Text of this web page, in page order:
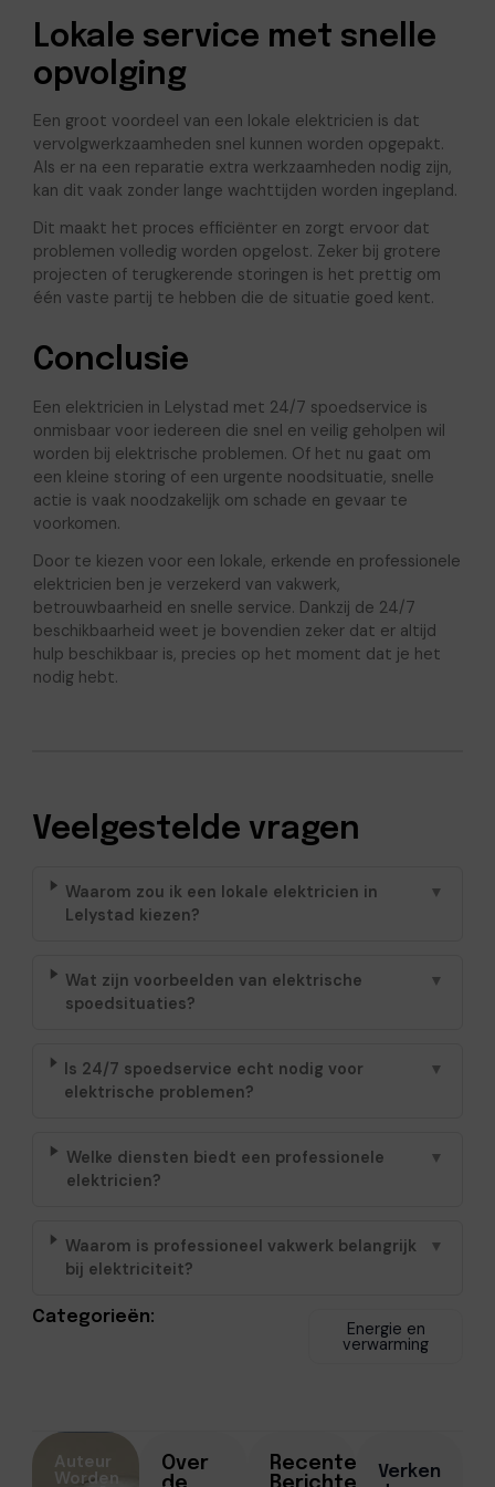
Lokale service met snelle
opvolging
Een groot voordeel van een lokale elektricien is dat
vervolgwerkzaamheden snel kunnen worden opgepakt.
Als er na een reparatie extra werkzaamheden nodig zijn,
kan dit vaak zonder lange wachttijden worden ingepland.
Dit maakt het proces efficiënter en zorgt ervoor dat
problemen volledig worden opgelost. Zeker bij grotere
projecten of terugkerende storingen is het prettig om
één vaste partij te hebben die de situatie goed kent.
Conclusie
Een elektricien in Lelystad met 24/7 spoedservice is
onmisbaar voor iedereen die snel en veilig geholpen wil
worden bij elektrische problemen. Of het nu gaat om
een kleine storing of een urgente noodsituatie, snelle
actie is vaak noodzakelijk om schade en gevaar te
voorkomen.
Door te kiezen voor een lokale, erkende en professionele
elektricien ben je verzekerd van vakwerk,
betrouwbaarheid en snelle service. Dankzij de 24/7
beschikbaarheid weet je bovendien zeker dat er altijd
hulp beschikbaar is, precies op het moment dat je het
nodig hebt.
Veelgestelde vragen
Waarom zou ik een lokale elektricien in
Lelystad kiezen?
▼
Wat zijn voorbeelden van elektrische
spoedsituaties?
▼
Is 24/7 spoedservice echt nodig voor
elektrische problemen?
▼
Welke diensten biedt een professionele
elektricien?
▼
Waarom is professioneel vakwerk belangrijk
bij elektriciteit?
▼
Categorieën:
Energie en
verwarming
Over
Recente
Verken
Auteur
Worden